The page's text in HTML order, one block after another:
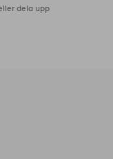
dela upp